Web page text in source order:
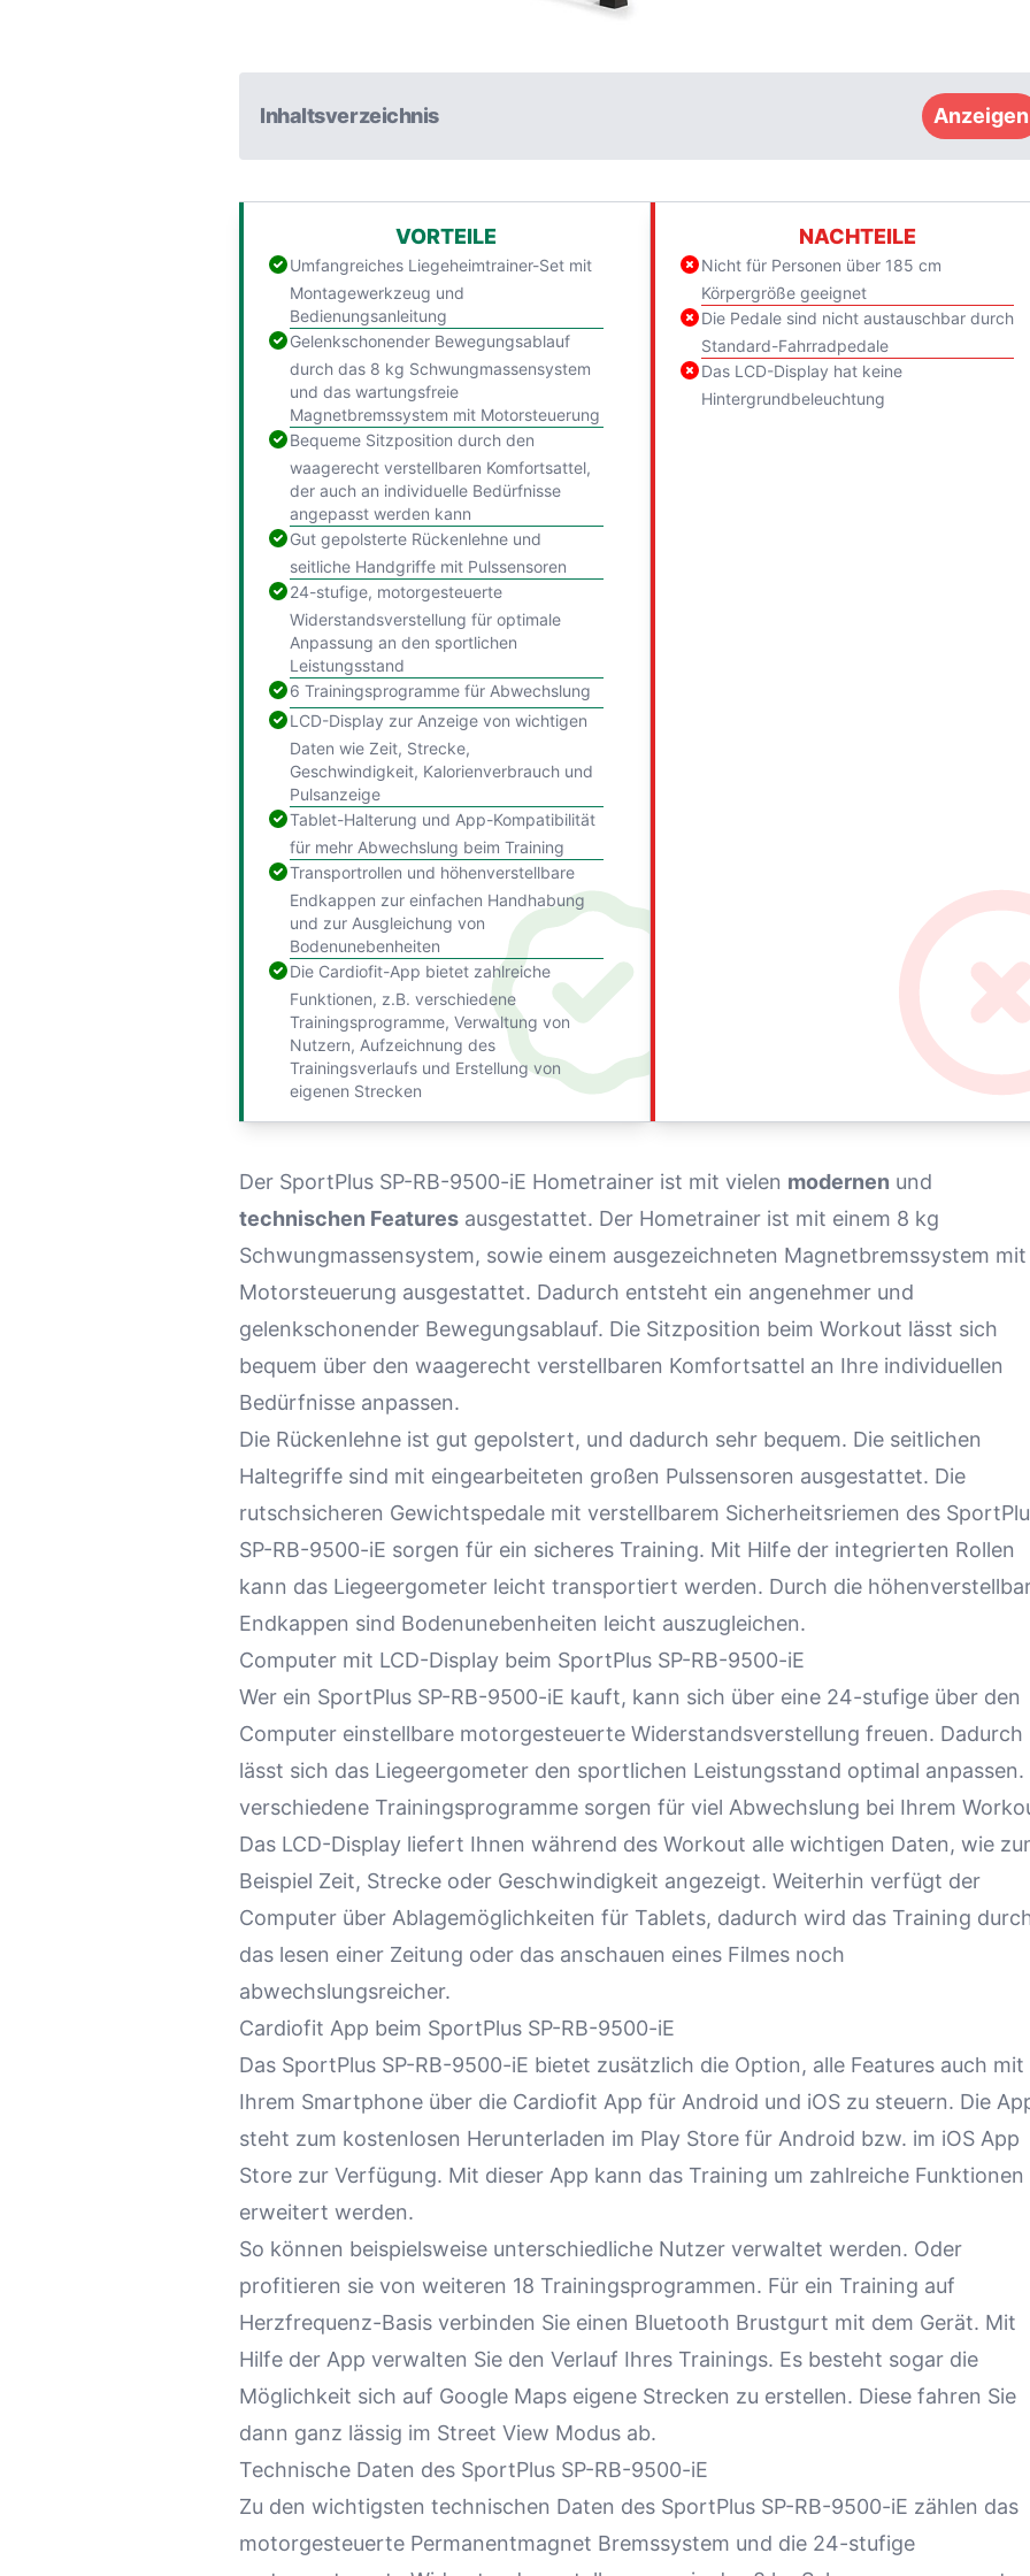
Inhaltsverzeichnis Anzeigen
VORTEILE
Umfangreiches Liegeheimtrainer-Set mit
Montagewerkzeug und
Bedienungsanleitung
Gelenkschonender Bewegungsablauf
durch das 8 kg Schwungmassensystem
und das wartungsfreie
Magnetbremssystem mit Motorsteuerung
Bequeme Sitzposition durch den
waagerecht verstellbaren Komfortsattel,
der auch an individuelle Bedürfnisse
angepasst werden kann
Gut gepolsterte Rückenlehne und
seitliche Handgriffe mit Pulssensoren
24-stufige, motorgesteuerte
Widerstandsverstellung für optimale
Anpassung an den sportlichen
Leistungsstand
6 Trainingsprogramme für Abwechslung
LCD-Display zur Anzeige von wichtigen
Daten wie Zeit, Strecke,
Geschwindigkeit, Kalorienverbrauch und
Pulsanzeige
Tablet-Halterung und App-Kompatibilität
für mehr Abwechslung beim Training
Transportrollen und höhenverstellbare
Endkappen zur einfachen Handhabung
und zur Ausgleichung von
Bodenunebenheiten
Die Cardiofit-App bietet zahlreiche
Funktionen, z.B. verschiedene
Trainingsprogramme, Verwaltung von
Nutzern, Aufzeichnung des
Trainingsverlaufs und Erstellung von
eigenen Strecken
NACHTEILE
Nicht für Personen über 185 cm
Körpergröße geeignet
Die Pedale sind nicht austauschbar durch
Standard-Fahrradpedale
Das LCD-Display hat keine
Hintergrundbeleuchtung
Der SportPlus SP-RB-9500-iE Hometrainer ist mit vielen modernen und
technischen Features ausgestattet. Der Hometrainer ist mit einem 8 kg
Schwungmassensystem, sowie einem ausgezeichneten Magnetbremssystem mit
Motorsteuerung ausgestattet. Dadurch entsteht ein angenehmer und
gelenkschonender Bewegungsablauf. Die Sitzposition beim Workout lässt sich
bequem über den waagerecht verstellbaren Komfortsattel an Ihre individuellen
Bedürfnisse anpassen.
Die Rückenlehne ist gut gepolstert, und dadurch sehr bequem. Die seitlichen
Haltegriffe sind mit eingearbeiteten großen Pulssensoren ausgestattet. Die
rutschsicheren Gewichtspedale mit verstellbarem Sicherheitsriemen des
SP-RB-9500-iE sorgen für ein sicheres Training. Mit Hilfe der integrierten Rollen
kann das Liegeergometer leicht transportiert werden. Durch die
Endkappen sind Bodenunebenheiten leicht auszugleichen.
Computer mit LCD-Display beim SportPlus SP-RB-9500-iE
Wer ein SportPlus SP-RB-9500-iE kauft, kann sich über eine 24-stufige über den
Computer einstellbare motorgesteuerte Widerstandsverstellung freuen. Dadurch
lässt sich das Liegeergometer den sportlichen Leistungsstand optimal anpassen.
verschiedene Trainingsprogramme sorgen für viel Abwechslung bei Ihrem
Das LCD-Display liefert Ihnen während des Workout alle wichtigen Daten, wie
Beispiel Zeit, Strecke oder Geschwindigkeit angezeigt. Weiterhin verfügt der
Computer über Ablagemöglichkeiten für Tablets, dadurch wird das Training
das lesen einer Zeitung oder das anschauen eines Filmes noch
abwechslungsreicher.
Cardiofit App beim SportPlus SP-RB-9500-iE
Das SportPlus SP-RB-9500-iE bietet zusätzlich die Option, alle Features auch mit
Ihrem Smartphone über die Cardiofit App für Android und iOS zu steuern. Die
steht zum kostenlosen Herunterladen im Play Store für Android bzw. im iOS App
Store zur Verfügung. Mit dieser App kann das Training um zahlreiche Funktionen
erweitert werden.
So können beispielsweise unterschiedliche Nutzer verwaltet werden. Oder
profitieren sie von weiteren 18 Trainingsprogrammen. Für ein Training auf
Herzfrequenz-Basis verbinden Sie einen Bluetooth Brustgurt mit dem Gerät. Mit
Hilfe der App verwalten Sie den Verlauf Ihres Trainings. Es besteht sogar die
Möglichkeit sich auf Google Maps eigene Strecken zu erstellen. Diese fahren Sie
dann ganz lässig im Street View Modus ab.
Technische Daten des SportPlus SP-RB-9500-iE
Zu den wichtigsten technischen Daten des SportPlus SP-RB-9500-iE zählen das
motorgesteuerte Permanentmagnet Bremssystem und die 24-stufige